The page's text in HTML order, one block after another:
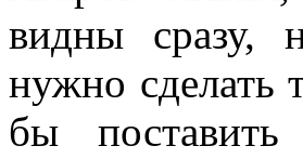
видны сразу,
нужно
бы